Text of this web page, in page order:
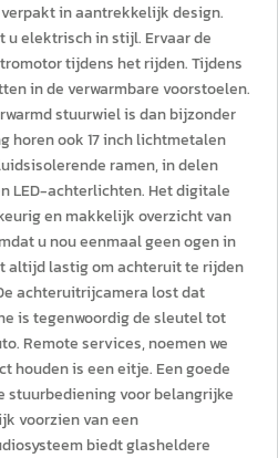
in aantrekkelijk design.
u elektrisch in stijl. Ervaar de
tijdens het rijden. Tijdens
in de verwarmbare voorstoelen.
stuurwiel is dan bijzonder
horen ook 17 inch lichtmetalen
ramen, in delen
LED-achterlichten. Het digitale
en makkelijk overzicht van
u nou eenmaal geen ogen in
altijd lastig om achteruit te rijden
achteruitrijcamera lost dat
is tegenwoordig de sleutel tot
Remote services, noemen we
houden is een eitje. Een goede
stuurbediening voor belangrijke
voorzien van een
biedt glasheldere